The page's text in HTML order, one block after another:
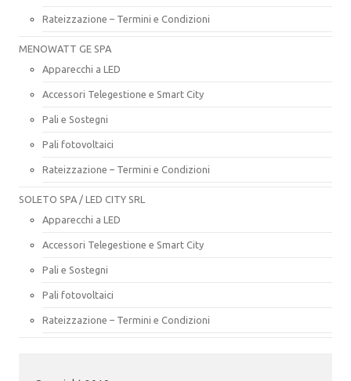
Rateizzazione – Termini e Condizioni
MENOWATT GE SPA
Apparecchi a LED
Accessori Telegestione e Smart City
Pali e Sostegni
Pali fotovoltaici
Rateizzazione – Termini e Condizioni
SOLETO SPA / LED CITY SRL
Apparecchi a LED
Accessori Telegestione e Smart City
Pali e Sostegni
Pali fotovoltaici
Rateizzazione – Termini e Condizioni